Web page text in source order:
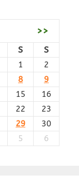
>>
S
S
1
2
8
9
15
16
22
23
29
30
5 6